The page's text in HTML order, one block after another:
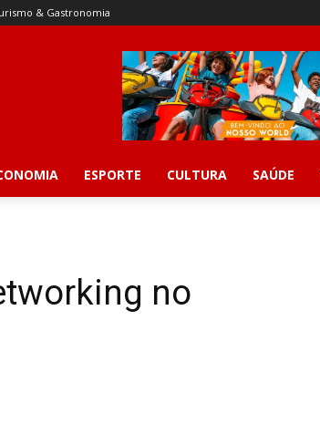
& Gastronomia
ESPORTE CULTURA SAÚDE
no